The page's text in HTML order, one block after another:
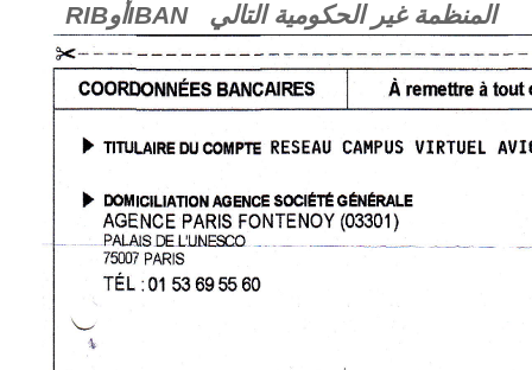
المنظمة غير الحكومية التالي
IBANأوRIB